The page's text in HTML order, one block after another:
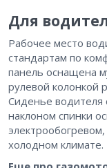
Для
Рабочее место
стандартам по
панель оснащена
рулевой колонкой
Сиденье водителя
наклоном спинки
холодном климате.